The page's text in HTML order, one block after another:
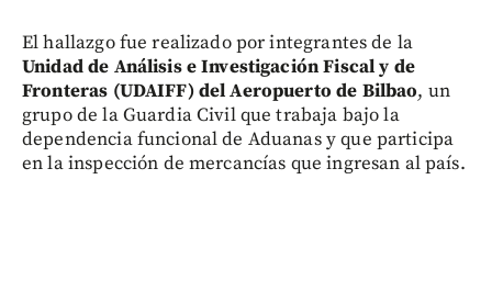
El hallazgo fue realizado por integrantes de la
Unidad de Análisis e Investigación Fiscal y de
Fronteras (UDAIFF) del Aeropuerto de Bilbao, un
grupo de la Guardia Civil que trabaja bajo la
dependencia funcional de Aduanas y que participa
en la inspección de mercancías que ingresan al país.